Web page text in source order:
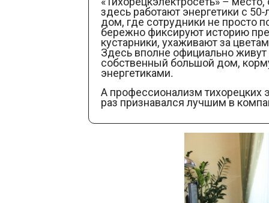
здесь работают энергетики с
дом, где сотрудники не просто
бережно фиксируют историю
кустарники, ухаживают за
Здесь вполне официально
собственный большой дом,
энергетиками.
А профессионализм тихорецких
раз признавался лучшим в